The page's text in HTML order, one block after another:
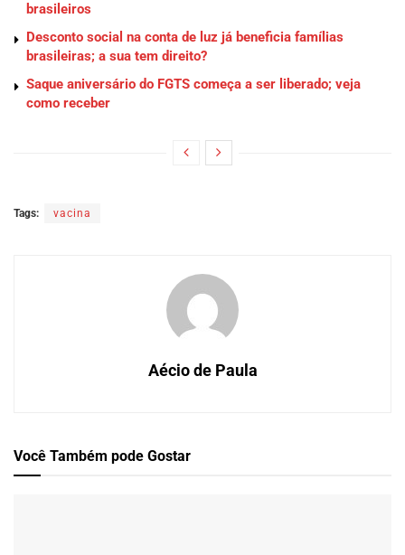
brasileiros
Desconto social na conta de luz já beneficia famílias
brasileiras; a sua tem direito?
Saque aniversário do FGTS começa a ser liberado; veja
como receber
Tags: vacina
Aécio de Paula
Você Também pode Gostar